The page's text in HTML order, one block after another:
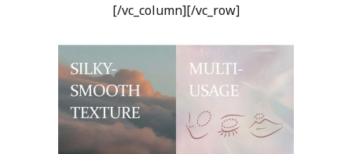
[/vc_column][/vc_row]